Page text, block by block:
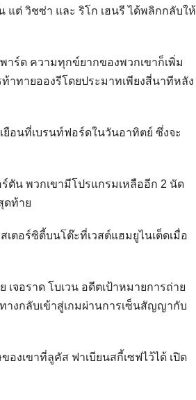
แต่ วิชซ่า และ ริโก เฮนรี ได้พลิกกลับให้
ร์ด ความทุกข์ยากของพวกเขาก็เพิ่ม
าทายอองรีโดยประมาทเพียงสี่นาทีหลัง
อนที่เบรนท์ฟอร์ดในวันอาทิตย์ ซึ่งจะ
ตัน พวกเขามีโปรแกรมเหลืออีก 2 นัด
ดท้าย
ตอร์ซิตี้บนโต๊ะที่เวสต์แฮมยูไนเต็ดเมื่อ
จอราด โบเวน อดีตเป้าหมายการถ่าย
งกลับเข้าสู่เกมผ่านการเซ็นสัญญากับ
งเขาที่ลูคัส ฟาเบียนสกี้เซฟไว้ได้ เปิด